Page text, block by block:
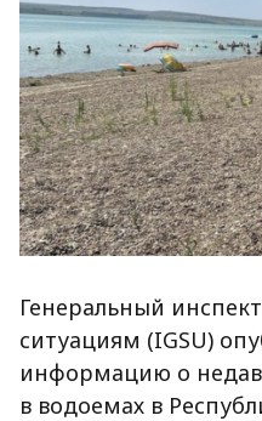
Генеральный
ситуациям (IGSU)
информацию о
в водоемах в